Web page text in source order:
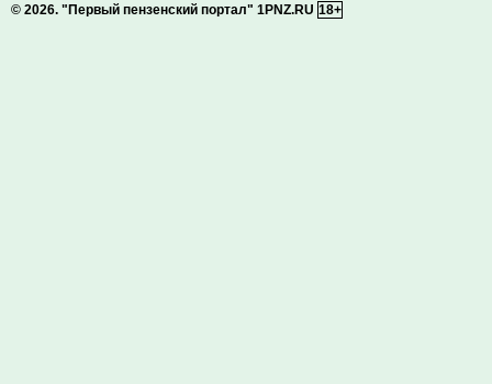
© 2026. "Первый пензенский портал" 1PNZ.RU 18+